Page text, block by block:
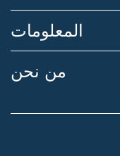
المعلومات
من نحن